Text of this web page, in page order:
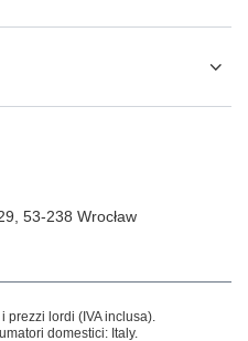
, 53-238 Wrocław
prezzi lordi (IVA inclusa).
domestici: Italy.